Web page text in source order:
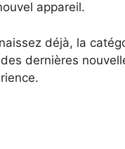
appareil.
déjà, la
dernières